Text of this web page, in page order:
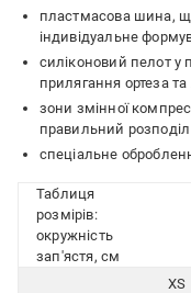
пластмасова шина,
індивідуальне
силіконовий пелот у
прилягання ортеза
зони змінної
правильний
спеціальне
Таблиця
розмірів:
окружність
зап'ястя, см
XS